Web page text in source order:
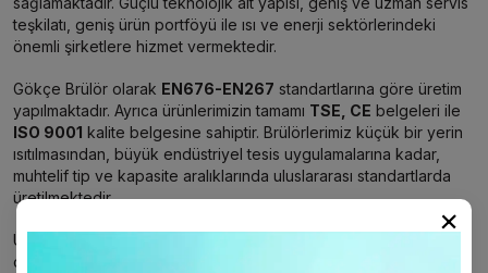
teşkilatı, geniş ürün portföyü ile ısı ve enerji sektörlerindeki
önemli şirketlere hizmet vermektedir.
Gökçe Brülör olarak EN676-EN267 standartlarına göre üretim
yapılmaktadır. Ayrıca ürünlerimizin tamamı TSE, CE belgeleri ile
ISO 9001 kalite belgesine sahiptir. Brülörlerimiz küçük bir yerin
ısıtılmasından, büyük endüstriyel tesis uygulamalarına kadar,
muhtelif tip ve kapasite aralıklarında uluslararası standartlarda
üretilmektedir.
Ürünlerimizin en önemli ve bilinen özelliği ise yüksek verimli
olmalarıdır. Ürettiğimiz her brülör zor hizmet şartlarına uygunluğu
×